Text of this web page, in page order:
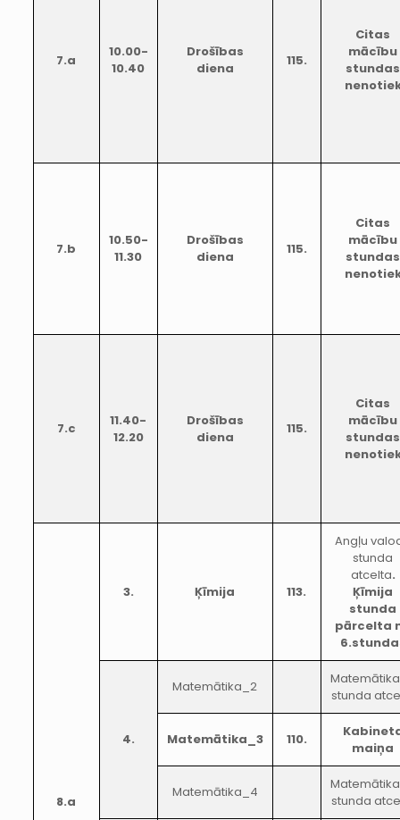
7.a
10.00-
10.40
Drošības
diena
115.
Citas
mācību
stundas
7.b
10.50-
11.30
Drošības
diena
115.
Citas
mācību
stundas
7.c
11.40-
12.20
Drošības
diena
115.
Citas
mācību
stundas
8.a
3. Ķīmija 113.
Angļu
stunda
atcelta.
Ķīmija
stunda
pārcelta
4.
Matemātika_2
stunda
Matemātika_3 110.
maiņa
Matemātika_4
stunda